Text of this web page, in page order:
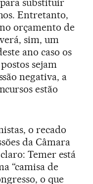
Entretanto,
orçamento de
sim, um
ano caso os
sejam
negativa, a
estão
o recado
da Câmara
Temer está
“camisa de
o que